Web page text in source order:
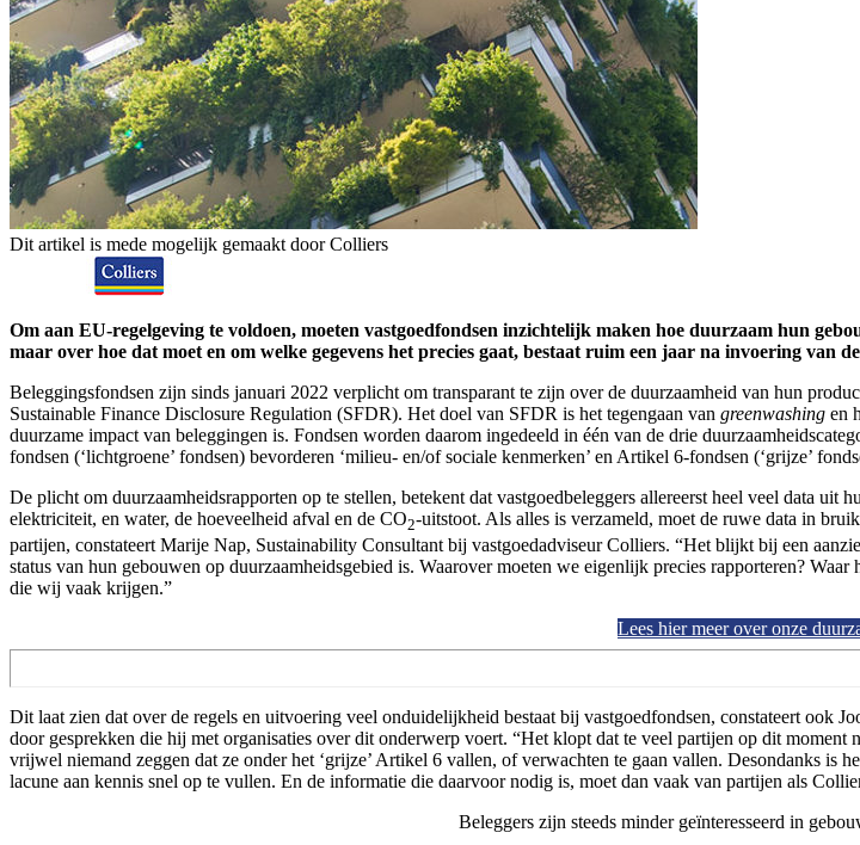
Dit artikel is mede mogelijk gemaakt door Colliers
Om aan EU-regelgeving te voldoen, moeten vastgoedfondsen inzichtelijk maken hoe duurzaam hun
maar over hoe dat moet en om welke gegevens het precies gaat, bestaat ruim een jaar na invoering van
Beleggingsfondsen zijn sinds januari 2022 verplicht om transparant te zijn over de duurzaamheid van hun
Sustainable Finance Disclosure Regulation (SFDR). Het doel van SFDR is het tegengaan van greenwashing en
duurzame impact van beleggingen is. Fondsen worden daarom ingedeeld in één van de drie
fondsen (‘lichtgroene’ fondsen) bevorderen ‘milieu- en/of sociale kenmerken’ en Artikel 6-fondsen (‘grijze’
De plicht om duurzaamheidsrapporten op te stellen, betekent dat vastgoedbeleggers allereerst heel veel data
elektriciteit, en water, de hoeveelheid afval en de CO2-uitstoot. Als alles is verzameld, moet de ruwe data in
partijen, constateert Marije Nap, Sustainability Consultant bij vastgoedadviseur Colliers. “Het blijkt bij een
status van hun gebouwen op duurzaamheidsgebied is. Waarover moeten we eigenlijk precies rapporteren?
die wij vaak krijgen.”
Lees hier meer over onze
Dit laat zien dat over de regels en uitvoering veel onduidelijkheid bestaat bij vastgoedfondsen, constateert ook
door gesprekken die hij met organisaties over dit onderwerp voert. “Het klopt dat te veel partijen op dit
vrijwel niemand zeggen dat ze onder het ‘grijze’ Artikel 6 vallen, of verwachten te gaan vallen. Desondanks is
lacune aan kennis snel op te vullen. En de informatie die daarvoor nodig is, moet dan vaak van partijen als
Beleggers zijn steeds minder geïnteresseerd in